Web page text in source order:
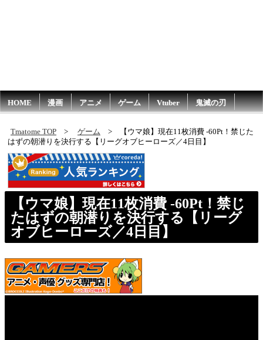
HOME 漫画 アニメ ゲーム Vtuber 鬼滅の刃
Tmatome TOP ゲーム
【ウマ娘】現在11枚消費 -60Pt！禁じた
はずの朝潜りを決行する【リーグオブヒーローズ／4日目】
【ウマ娘】現在11枚消費 -60Pt！禁じ
たはずの朝潜りを決行する【リーグ
オブヒーローズ／4日目】